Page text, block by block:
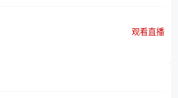
观看直播